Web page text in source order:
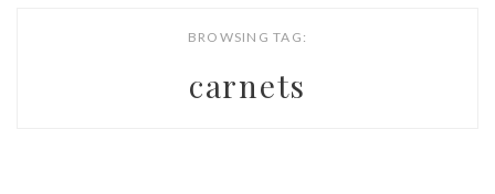
BROWSING TAG:
carnets